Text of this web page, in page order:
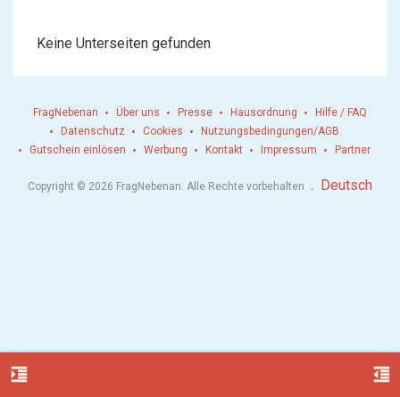
Keine Unterseiten gefunden
format_indent_increase format_indent_decrease
FragNebenan Über uns Presse Hausordnung
Hilfe / FAQ
Datenschutz
Cookies
Nutzungsbedingungen/AGB
Gutschein einlösen
Werbung Kontakt Impressum Partner
Copyright © 2026 FragNebenan. Alle Rechte vorbehalten . Deutsch